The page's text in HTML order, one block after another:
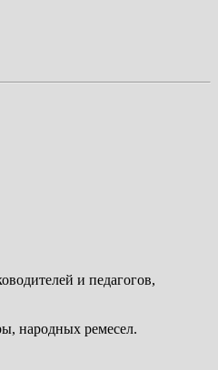
и педагогов,
народных ремесел.